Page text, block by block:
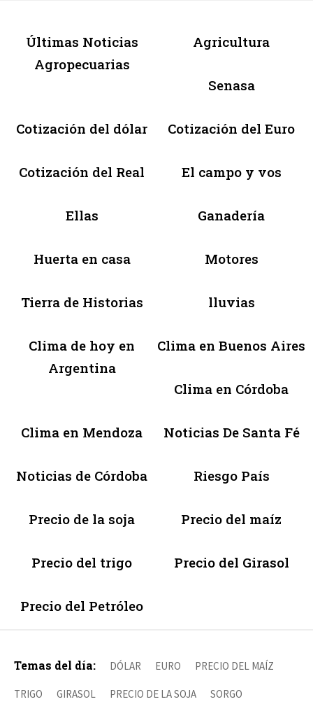
Últimas Noticias
Agropecuarias
Agricultura
Senasa
Cotización del dólar Cotización del Euro
Cotización del Real El campo y vos
Ellas Ganadería
Huerta en casa Motores
Tierra de Historias lluvias
Clima de hoy en
Argentina
Clima en Buenos Aires
Clima en Córdoba
Clima en Mendoza Noticias De Santa Fé
Noticias de Córdoba Riesgo País
Precio de la soja Precio del maíz
Precio del trigo Precio del Girasol
Precio del Petróleo
Temas del día: DÓLAR EURO PRECIO DEL MAÍZ
TRIGO GIRASOL PRECIO DE LA SOJA SORGO